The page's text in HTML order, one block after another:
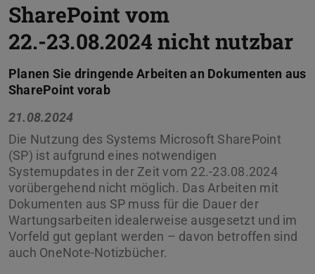
SharePoint vom
22.-23.08.2024 nicht nutzbar
Planen Sie dringende Arbeiten an Dokumenten aus
SharePoint vorab
21.08.2024
Die Nutzung des Systems Microsoft SharePoint
(SP) ist aufgrund eines notwendigen
Systemupdates in der Zeit vom 22.-23.08.2024
vorübergehend nicht möglich. Das Arbeiten mit
Dokumenten aus SP muss für die Dauer der
Wartungsarbeiten idealerweise ausgesetzt und im
Vorfeld gut geplant werden – davon betroffen sind
auch OneNote-Notizbücher.